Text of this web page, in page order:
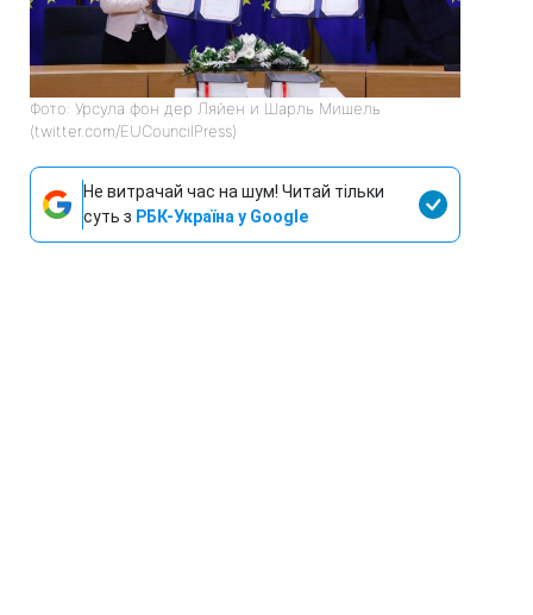
Фото: Урсула фон дер Ляйен и Шарль Мишель
(twitter.com/EUCouncilPress)
Не витрачай час на шум! Читай тільки
суть з РБК-Україна у Google